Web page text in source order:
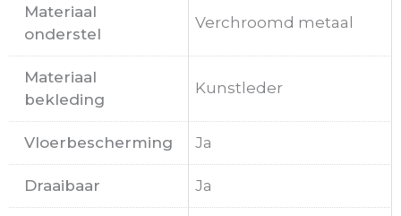
Materiaal
onderstel
Verchroomd metaal
Materiaal
bekleding
Kunstleder
Vloerbescherming Ja
Draaibaar Ja